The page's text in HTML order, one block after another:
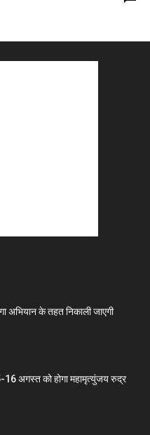
अभियान के तहत निकाली जाएगी
16 अगस्त को होगा महामृत्युंजय रुद्र